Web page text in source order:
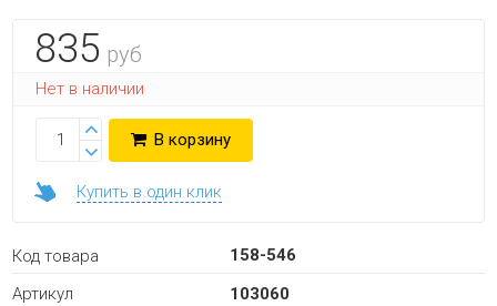
835 руб
Нет в наличии
В корзину
Купить в один клик
Код товара
158-546
Артикул
103060